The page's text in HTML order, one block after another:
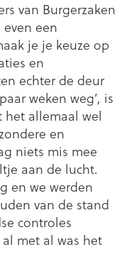
van Burgerzaken
een
je je keuze op
en
echter de deur
weken weg’, is
het allemaal wel
en
niets mis mee
aan de lucht.
en we werden
van de stand
controles
met al was het